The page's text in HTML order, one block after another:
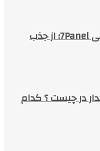
خدمات شبکه‌های اجتماعی 7Panel؛ از جذب
در چیست ؟ کدام